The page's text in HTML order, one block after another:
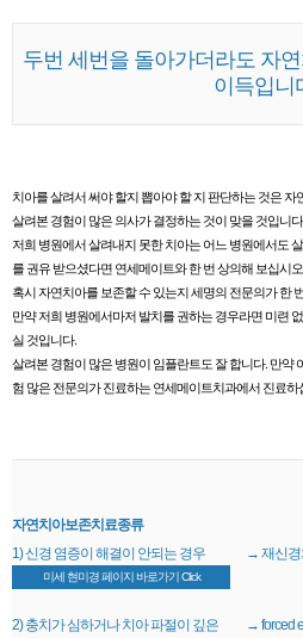
두번 세번을 돌아가더라도 자
이득입니
치아를 살려서 써야 할지 뽑아야 할 지 판단하는 것은
살려본 경험이 많은 의사가 결정하는 것이 맞을 것입니다.
저희 병원에서 살려내지 못한 치아는 어느 병원에서도
를 권유 받으셨다면 연세메이트와 한 번 상의해 보십시오.
혹시 자연치아를 보존할 수 있는지 세명의 전문의가 한
만약 저희 병원에서마저 발치를 권하는 경우라면 미련
실 것입니다.
살려본 경험이 많은 병원이 임플란트도 잘 합니다. 만약
험 많은 전문의가 진료하는 연세메이트치과에서 진료하
자연치아보존치료종류
1) 신경 염증이 해결이 안되는 경우
미세 현미경 페이지 바로가기 Click
2) 충치가 심하거나 치아 파절이 깊은
→ 재신경
→ forced